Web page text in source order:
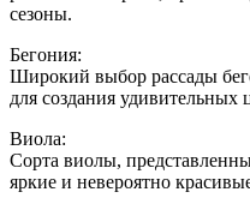
сезоны.
Бегония:
Широкий выбор рассады
для создания
Виола:
Сорта виолы,
яркие и невероятно